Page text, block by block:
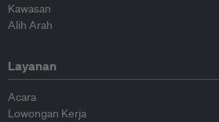
Kawasan
Alih Arah
Layanan
Acara
Lowongan Kerja